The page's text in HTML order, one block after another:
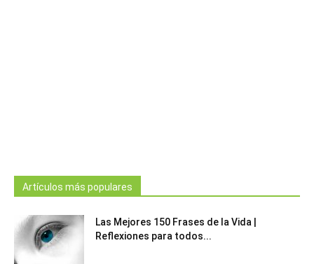
Artículos más populares
Las Mejores 150 Frases de la Vida |
Reflexiones para todos...